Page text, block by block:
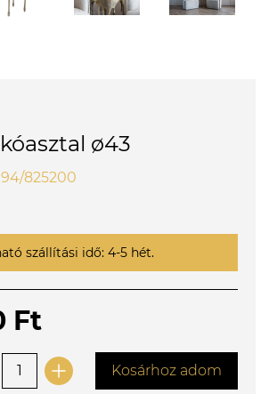
ø43
825200
szállítási idő: 4-5 hét.
Ft
Kosárhoz adom